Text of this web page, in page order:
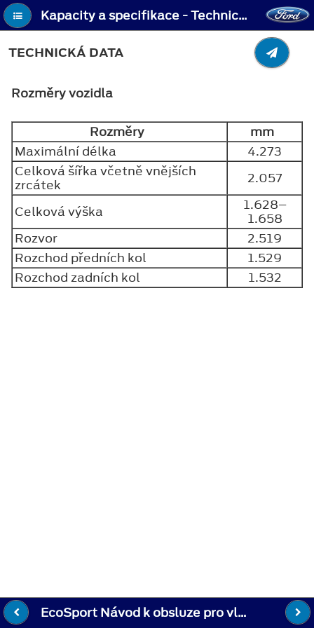
Kapacity a specifikace - Technická data
TECHNICKÁ DATA
Rozměry vozidla
Rozměry
mm
Maximální délka
4.273
Celková šířka včetně vnějších
zrcátek
2.057
Celková výška
1.628–
1.658
Rozvor
2.519
Rozchod předních kol
1.529
Rozchod zadních kol
1.532
EcoSport Návod k obsluze pro vlastníky